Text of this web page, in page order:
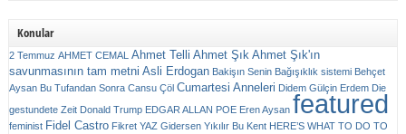
Konular
2 Temmuz AHMET CEMAL Ahmet Telli Ahmet Şık Ahmet Şık'ın
savunmasının tam metni Asli Erdogan Bakişın Senin Bağışıklık sistemi Behçet
Aysan Bu Tufandan Sonra Cansu Çöl Cumartesi Anneleri Didem Gülçin Erdem Die
gestundete Zeit Donald Trump EDGAR ALLAN POE Eren Aysan featured
feminist Fidel Castro Fikret YAZ Gidersen Yıkılır Bu Kent HERE’S WHAT TO DO TO